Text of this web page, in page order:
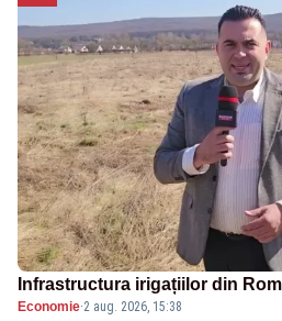
Infrastructura irigațiilor din
Economie·2 aug. 2026, 15:38